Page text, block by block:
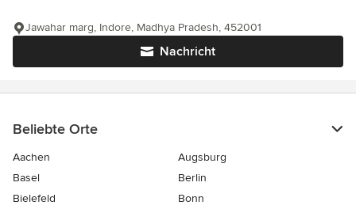
Nachricht
Jawahar marg, Indore, Madhya Pradesh, 452001
Beliebte Orte
Aachen
Augsburg
Basel
Berlin
Bielefeld
Bonn